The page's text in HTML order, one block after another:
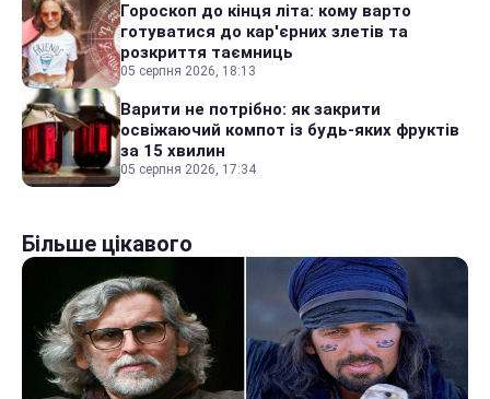
Гороскоп до кінця літа: кому варто
готуватися до кар'єрних злетів та
розкриття таємниць
05 серпня 2026, 18:13
Варити не потрібно: як закрити
освіжаючий компот із будь-яких фруктів
за 15 хвилин
05 серпня 2026, 17:34
Більше цікавого